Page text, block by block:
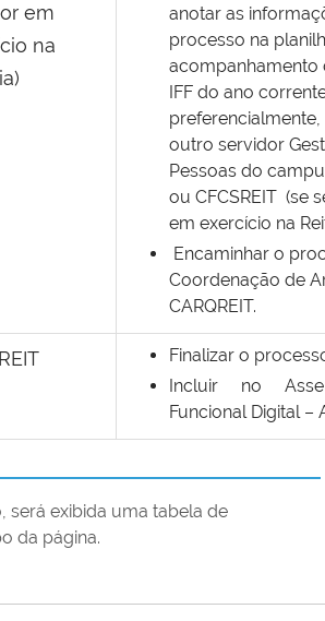
em
na
anotar as
processo na
acompanhamento
IFF do ano
outro servidor
Pessoas do
ou CFCSREIT (se
em exercício na
Encaminhar o
Coordenação de
CARQREIT.
Finalizar o
Incluir no
Funcional Digital –
será exibida uma tabela de
da página.